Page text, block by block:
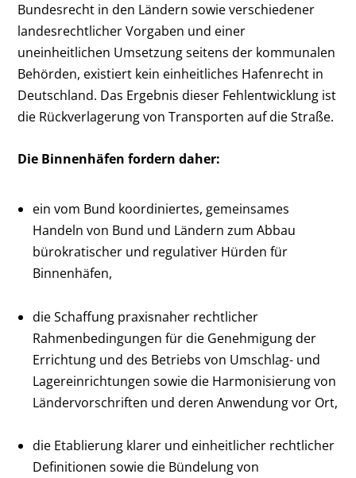
Bundesrecht in den Ländern sowie verschiedener
landesrechtlicher Vorgaben und einer
uneinheitlichen Umsetzung seitens der kommunalen
Behörden, existiert kein einheitliches Hafenrecht in
Deutschland. Das Ergebnis dieser Fehlentwicklung ist
die Rückverlagerung von Transporten auf die Straße.
Die Binnenhäfen fordern daher:
ein vom Bund koordiniertes, gemeinsames
Handeln von Bund und Ländern zum Abbau
bürokratischer und regulativer Hürden für
Binnenhäfen,
die Schaffung praxisnaher rechtlicher
Rahmenbedingungen für die Genehmigung der
Errichtung und des Betriebs von Umschlag- und
Lagereinrichtungen sowie die Harmonisierung von
Ländervorschriften und deren Anwendung vor Ort,
die Etablierung klarer und einheitlicher rechtlicher
Definitionen sowie die Bündelung von